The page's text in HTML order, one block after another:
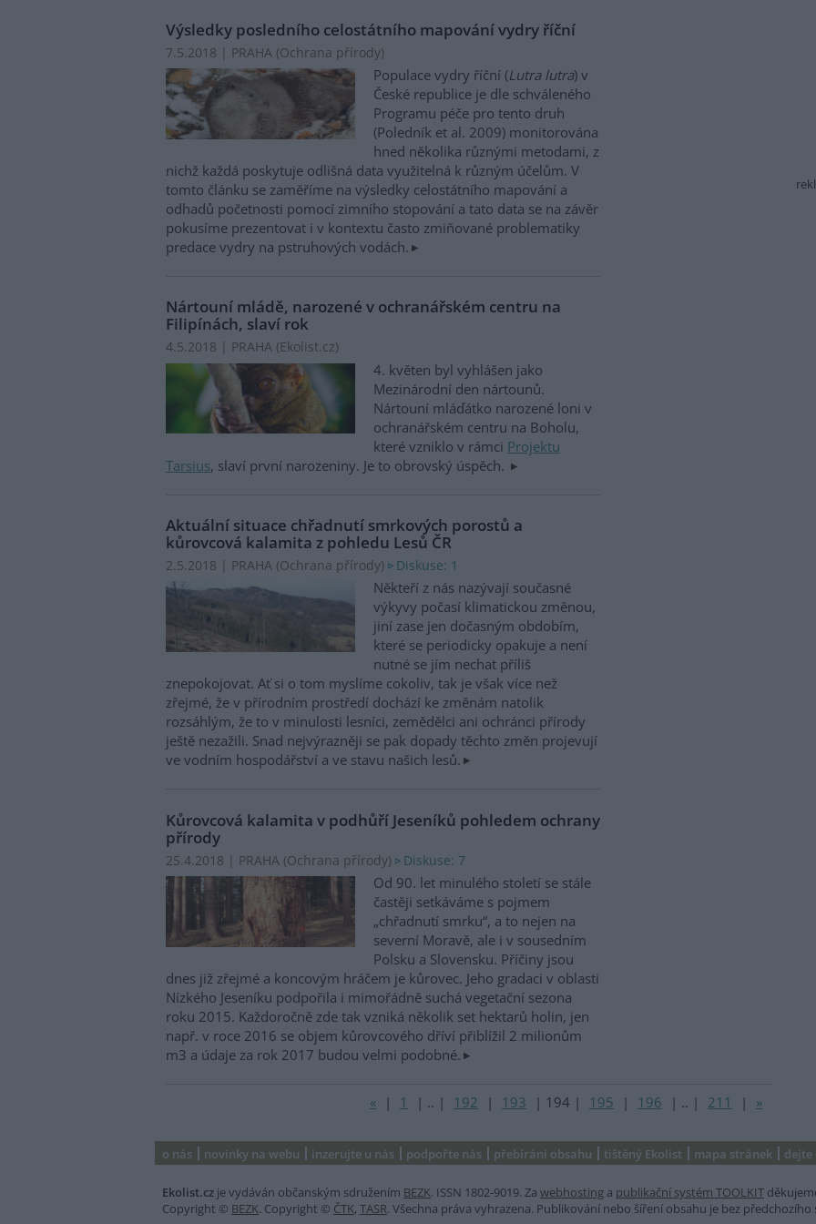
Výsledky posledního celostátního mapování vydry říční
7.5.2018 | PRAHA (Ochrana přírody)
Populace vydry říční (Lutra lutra) v
České republice je dle schváleného
Programu péče pro tento druh
(Poledník et al. 2009) monitorována
hned několika různými metodami, z
nichž každá poskytuje odlišná data využitelná k různým účelům. V
tomto článku se zaměříme na výsledky celostátního mapování a
odhadů početnosti pomocí zimního stopování a tato data se na závěr
pokusíme prezentovat i v kontextu často zmiňované problematiky
predace vydry na pstruhových vodách.
Nártouní mládě, narozené v ochranářském centru na
Filipínách, slaví rok
4.5.2018 | PRAHA (Ekolist.cz)
4. květen byl vyhlášen jako
Mezinárodní den nártounů.
Nártouní mláďátko narozené loni v
ochranářském centru na Boholu,
které vzniklo v rámci Projektu
Tarsius, slaví první narozeniny. Je to obrovský úspěch.
Aktuální situace chřadnutí smrkových porostů a
kůrovcová kalamita z pohledu Lesů ČR
2.5.2018 | PRAHA (Ochrana přírody) Diskuse: 1
Někteří z nás nazývají současné
výkyvy počasí klimatickou změnou,
jiní zase jen dočasným obdobím,
které se periodicky opakuje a není
nutné se jím nechat příliš
znepokojovat. Ať si o tom myslíme cokoliv, tak je však více než
zřejmé, že v přírodním prostředí dochází ke změnám natolik
rozsáhlým, že to v minulosti lesníci, zemědělci ani ochránci přírody
ještě nezažili. Snad nejvýrazněji se pak dopady těchto změn projevují
ve vodním hospodářství a ve stavu našich lesů.
Kůrovcová kalamita v podhůří Jeseníků pohledem ochrany
přírody
25.4.2018 | PRAHA (Ochrana přírody) Diskuse: 7
Od 90. let minulého století se stále
častěji setkáváme s pojmem
„chřadnutí smrku“, a to nejen na
severní Moravě, ale i v sousedním
Polsku a Slovensku. Příčiny jsou
dnes již zřejmé a koncovým hráčem je kůrovec. Jeho gradaci v oblasti
Nízkého Jeseníku podpořila i mimořádně suchá vegetační sezona
roku 2015. Každoročně zde tak vzniká několik set hektarů holin, jen
např. v roce 2016 se objem kůrovcového dříví přiblížil 2 milionům
m3 a údaje za rok 2017 budou velmi podobné.
« | 1 | .. | 192 | 193 | 194 | 195 | 196 | .. | 211 | »
o nás novinky na webu inzerujte u nás podpořte nás přebírání obsahu tištěný Ekolist mapa stránek dejte
Ekolist.cz je vydáván občanským sdružením BEZK. ISSN 1802-9019. Za webhosting a publikační systém TOOLKIT
Copyright © BEZK. Copyright © ČTK, TASR. Všechna práva vyhrazena. Publikování nebo šíření obsahu je bez